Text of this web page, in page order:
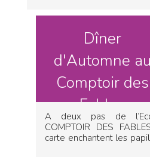
Dîner
d'Automne au
Comptoir des
Fables
A deux pas de
COMPTOIR DES
carte enchantent les